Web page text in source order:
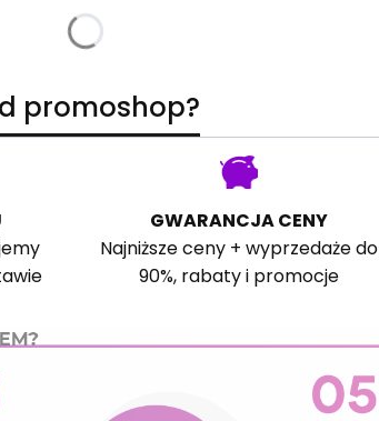
promoshop?
GWARANCJA CENY
Najniższe ceny + wyprzedaże do
90%, rabaty i promocje